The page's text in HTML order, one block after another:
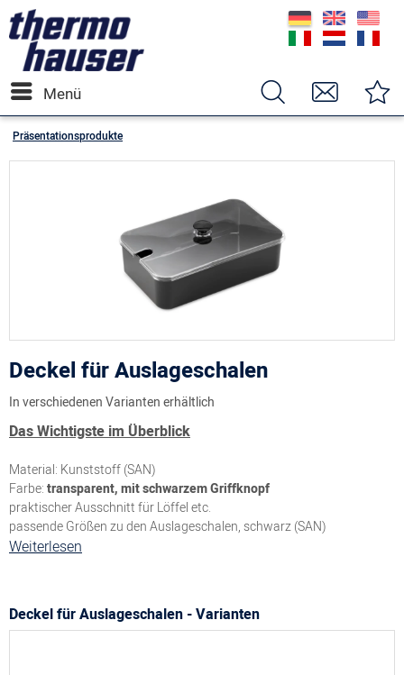
Menü
Präsentationsprodukte
Deckel für Auslageschalen
In verschiedenen Varianten erhältlich
Das Wichtigste im Überblick
Material: Kunststoff (SAN)
Farbe:transparent, mit schwarzem Griffknopf
praktischer Ausschnitt für Löffel etc.
passende Größen zu den Auslageschalen, schwarz (SAN)
Weiterlesen
Deckel für Auslageschalen - Varianten